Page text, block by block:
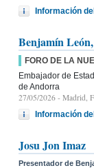
Información
Benjamín
FORO DE LA
Embajador de
de Andorra
27/05/2026 - Madrid,
Información
Josu Jon Imaz
Presentador de